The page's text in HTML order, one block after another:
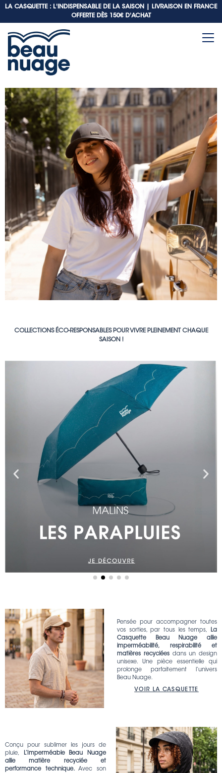
LA CASQUETTE : L'INDISPENSABLE DE LA SAISON |
LIVRAISON EN FRANCE
OFFERTE DÈS 150€ D'ACHAT
COLLECTIONS ÉCO-RESPONSABLES POUR VIVRE PLEINEMENT CHAQUE
SAISON !
Pensée pour accompagner toutes
vos sorties, par tous les temps,
La
Casquette Beau Nuage allie
imperméabilité, respirabilité et
matières recyclées dans un design
unisexe. Une pièce essentielle qui
prolonge parfaitement l’univers
Beau Nuage.
VOIR LA CASQUETTE
Conçu pour sublimer les jours de
pluie, L’Imperméable Beau Nuage
allie matière recyclée et
performance technique.Avec son